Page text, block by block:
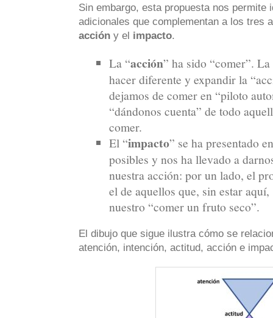
Sin embargo, esta propuesta nos permite
adicionales que complementan a los tres
acción y el impacto.
La “acción” ha sido “comer”.
hacer diferente y expandir la
dejamos de comer en “piloto
“dándonos cuenta” de todo
comer.
El “impacto” se ha presentado
posibles y nos ha llevado a
nuestra acción: por un lado, el
el de aquellos que, sin estar
nuestro “comer un fruto seco”.
El dibujo que sigue ilustra cómo se
atención, intención, actitud, acción e